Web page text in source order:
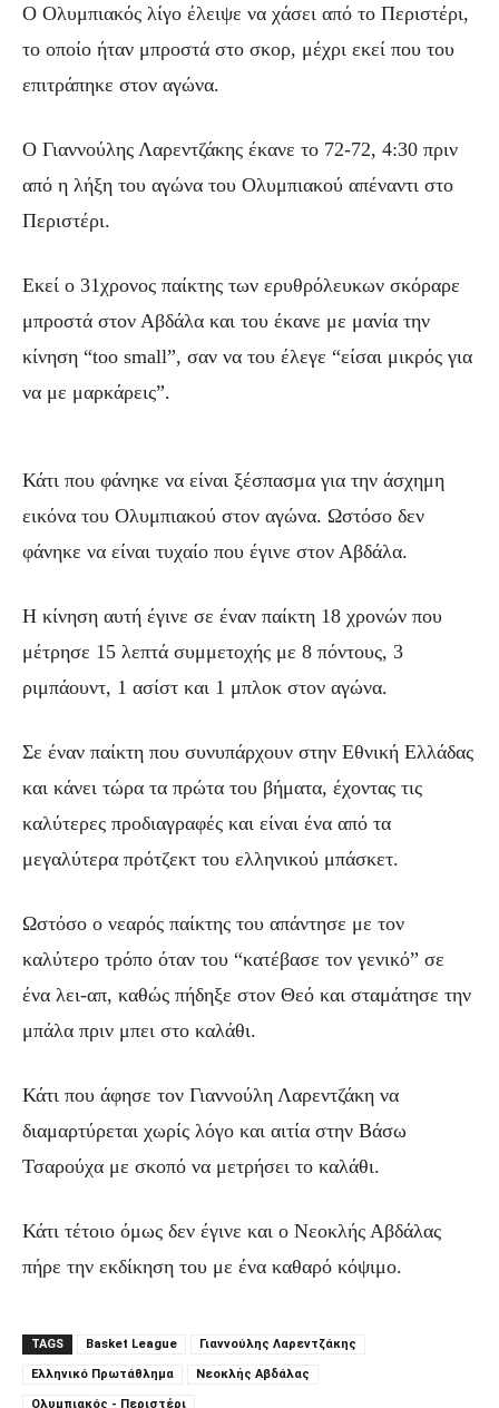
Ο Ολυμπιακός λίγο έλειψε να χάσει από το Περιστέρι,
το οποίο ήταν μπροστά στο σκορ, μέχρι εκεί που του
επιτράπηκε στον αγώνα.
Ο Γιαννούλης Λαρεντζάκης έκανε το 72-72, 4:30 πριν
από η λήξη του αγώνα του Ολυμπιακού απέναντι στο
Περιστέρι.
Εκεί ο 31χρονος παίκτης των ερυθρόλευκων σκόραρε
μπροστά στον Αβδάλα και του έκανε με μανία την
κίνηση “too small”, σαν να του έλεγε “είσαι μικρός για
να με μαρκάρεις”.
Κάτι που φάνηκε να είναι ξέσπασμα για την άσχημη
εικόνα του Ολυμπιακού στον αγώνα. Ωστόσο δεν
φάνηκε να είναι τυχαίο που έγινε στον Αβδάλα.
Η κίνηση αυτή έγινε σε έναν παίκτη 18 χρονών που
μέτρησε 15 λεπτά συμμετοχής με 8 πόντους, 3
ριμπάουντ, 1 ασίστ και 1 μπλοκ στον αγώνα.
Σε έναν παίκτη που συνυπάρχουν στην Εθνική Ελλάδας
και κάνει τώρα τα πρώτα του βήματα, έχοντας τις
καλύτερες προδιαγραφές και είναι ένα από τα
μεγαλύτερα πρότζεκτ του ελληνικού μπάσκετ.
Ωστόσο ο νεαρός παίκτης του απάντησε με τον
καλύτερο τρόπο όταν του “κατέβασε τον γενικό” σε
ένα λει-απ, καθώς πήδηξε στον Θεό και σταμάτησε την
μπάλα πριν μπει στο καλάθι.
Κάτι που άφησε τον Γιαννούλη Λαρεντζάκη να
διαμαρτύρεται χωρίς λόγο και αιτία στην Βάσω
Τσαρούχα με σκοπό να μετρήσει το καλάθι.
Κάτι τέτοιο όμως δεν έγινε και ο Νεοκλής Αβδάλας
πήρε την εκδίκηση του με ένα καθαρό κόψιμο.
TAGS Basket League Γιαννούλης Λαρεντζάκης
Ελληνικό Πρωτάθλημα Νεοκλής Αβδάλας
Ολυμπιακός - Περιστέρι